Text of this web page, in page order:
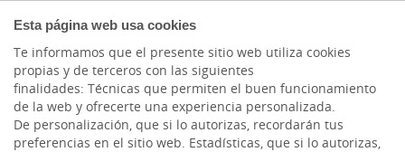
Esta página web usa cookies
Te informamos que el presente sitio web utiliza cookies
propias y de terceros con las siguientes
finalidades: Técnicas que permiten el buen funcionamiento
de la web y ofrecerte una experiencia personalizada.
De personalización, que si lo autorizas, recordarán tus
preferencias en el sitio web. Estadísticas, que si lo autorizas,